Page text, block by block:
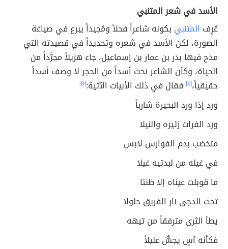
الأسد في شعر المتنبي
عُرِف المتنبي بكونه شاعراً فحلاً ومُجيداً يبرع في صياغة
الصورة، لكن الأسد في شعره وتحديداً في قصيدته التي
مدح فيها بدر بن عمار بن إسماعيل، جاء هزيلاً مجرَّداً من
الحياة، وكأن الشاعر نحت أسداً من الحجر لا وصف أسداً
حقيقياً،[٤] فقال في ذلك الأبيات الآتية:[٥]
ورد إذا ورد البحيرة شارباً
ورد الفرات زئيره والنيلا
متخضب بدم الفوارس لابس
في غيله من لبدتيه غيلا
ما قوبلت عيناه إلا ظنتا
تحت الدجى نار الفريق حلولا
يطأ الثرى مترفقاً من تيهه
فكأنه آسٍ يجسُّ عليلاً